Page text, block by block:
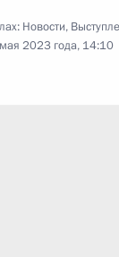
Новости,
2023 года, 14:10